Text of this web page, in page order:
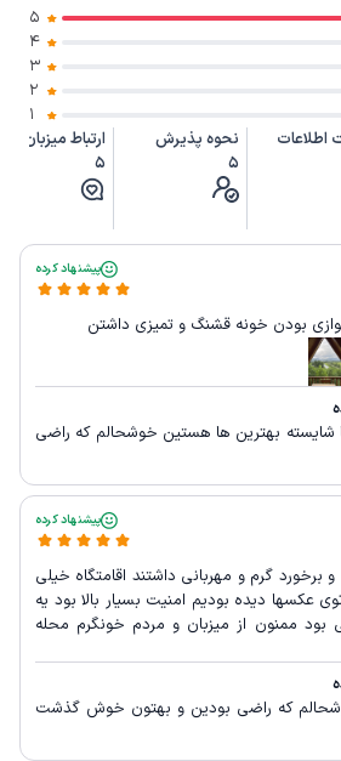
5
4
3
2
1
نحوه پذیرش
5
ارتباط میزبان
5
پیشنهاد کرده
بودن خونه قشنگ و تمیزی داشتن
شایسته بهترین ها هستین خوشحالم که راضی
پیشنهاد کرده
برخورد گرم و مهربانی داشتند اقامتگاه خیلی
عکسها دیده بودیم امنیت بسیار بالا بود یه
ممنون از میزبان و مردم خونگرم محله
که راضی بودین و بهتون خوش گذشت